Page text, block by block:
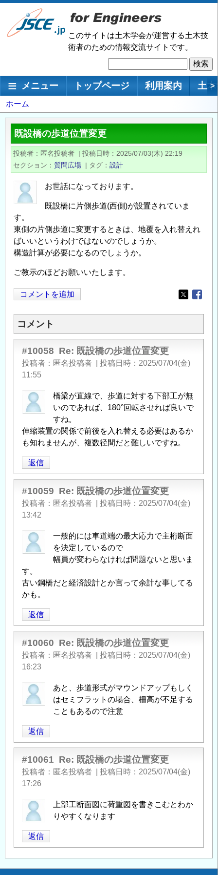
メ
ン
移
このサイトは土木学会が運営する土木技
術者のための情報交流サイトです。
索
メインナビゲーション
メニュー トップページ 利用案内 土 >
パ
ン
く
ず
ホーム
既設橋の歩道位置変更
投稿者 匿名投稿者 | 投稿日時
2025/07/03(木) 22:19
セクション
質問広場 | タグ 設計
お世話になっております。
既設橋に片側歩道(西側)が設置されていま
す。
東側の片側歩道に変更するときは、地覆を入れ替えれ
ばいいというわけではないのでしょうか。
構造計算が必要になるのでしょうか。
ご教示のほどお願いいたします。
コメントを追加
Opens in
コメント
#10058 Re: 既設橋の歩道位置変更
投稿者 匿名投稿者 投稿日時
2025/07/04(金)
11:55
橋梁が直線で、歩道に対する下部工が無
いのであれば、180°回転させれば良いで
すね。
伸縮装置の関係で前後を入れ替える必要はあるか
も知れませんが、複数径間だと難しいですね。
返信
#10059 Re: 既設橋の歩道位置変更
投稿者 匿名投稿者 投稿日時
2025/07/04(金)
13:42
一般的には車道端の最大応力で主桁断面
を決定しているので
幅員が変わらなければ問題ないと思いま
す。
古い鋼橋だと経済設計とか言って余計な事してる
かも。
返信
#10060 Re: 既設橋の歩道位置変更
投稿者 匿名投稿者 投稿日時
2025/07/04(金)
16:23
あと、歩道形式がマウンドアップもしく
はセミフラットの場合、柵高が不足する
こともあるので注意
返信
#10061 Re: 既設橋の歩道位置変更
投稿者 匿名投稿者 投稿日時
2025/07/04(金)
17:26
上部工断面図に荷重図を書きこむとわか
りやすくなります
返信